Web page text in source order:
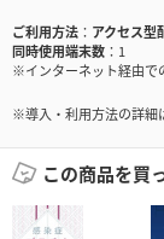
ご利用方法
アクセス型
同時使用端末数
1
※インターネット経由で
※導入・利用方法の詳細
この商品を買